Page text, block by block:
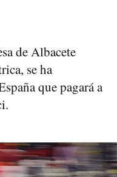
de Albacete
se ha
que pagará a